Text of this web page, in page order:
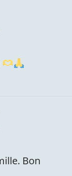
Bon